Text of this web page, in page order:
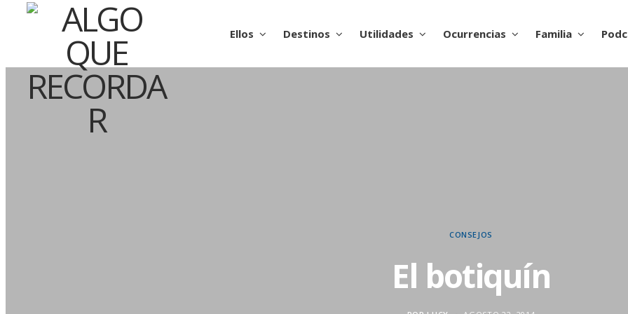
Ellos Destinos Utilidades Ocurrencias Familia
CONSEJOS
El botiquín